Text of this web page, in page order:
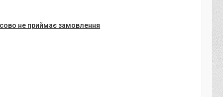
не приймає замовлення